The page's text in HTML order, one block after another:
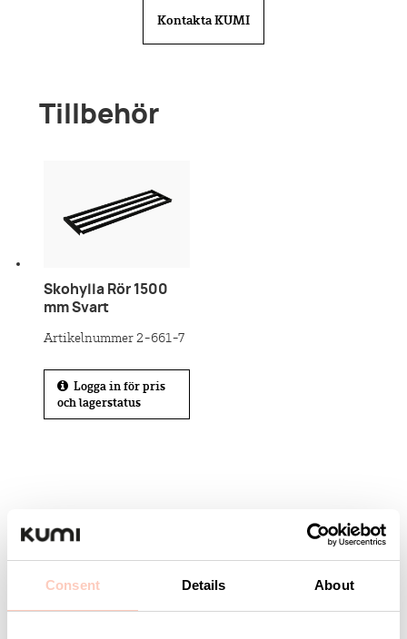
Consent Details About
Kontakta KUMI
Tillbehör
Skohylla Rör 1500
mm Svart
Artikelnummer 2-661-7
Logga in för pris
och lagerstatus
Kontakta KUMI